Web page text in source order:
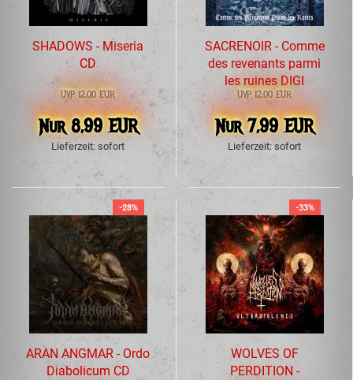
SHADOWS - Miseria
CD
UVP 12,00 EUR
Nur 8,99 EUR
Lieferzeit: sofort
SACRENOIR - Comme
des revenants parmi
les ruines DIGI
UVP 12,00 EUR
Nur 7,99 EUR
Lieferzeit: sofort
-28%
ARAN ANGMAR - Ordo
Diabolicum CD
-33%
WOLVES OF
PERDITION -